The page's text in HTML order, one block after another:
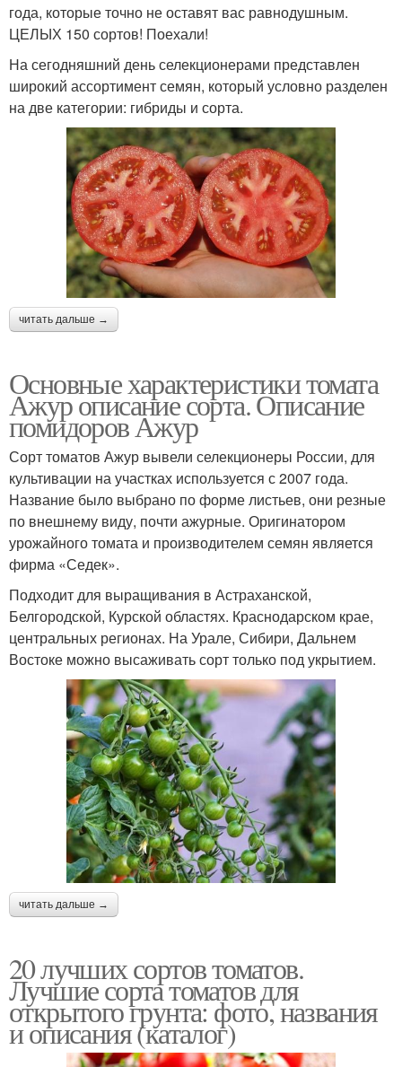
года, которые точно не оставят вас равнодушным.
ЦЕЛЫХ 150 сортов! Поехали!
На сегодняшний день селекционерами представлен
широкий ассортимент семян, который условно разделен
на две категории: гибриды и сорта.
читать дальше →
Основные характеристики томата
Ажур описание сорта. Описание
помидоров Ажур
Сорт томатов Ажур вывели селекционеры России, для
культивации на участках используется с 2007 года.
Название было выбрано по форме листьев, они резные
по внешнему виду, почти ажурные. Оригинатором
урожайного томата и производителем семян является
фирма «Седек».
Подходит для выращивания в Астраханской,
Белгородской, Курской областях. Краснодарском крае,
центральных регионах. На Урале, Сибири, Дальнем
Востоке можно высаживать сорт только под укрытием.
читать дальше →
20 лучших сортов томатов.
Лучшие сорта томатов для
открытого грунта: фото, названия
и описания (каталог)